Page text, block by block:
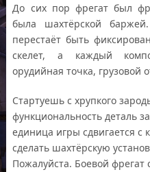
До сих пор фрегат был
была шахтёрской
перестаёт быть
скелет, а каждый
орудийная точка, грузовой
Стартуешь с хрупкого
функциональность деталь
единица игры сдвигается
сделать шахтёрскую
Пожалуйста. Боевой